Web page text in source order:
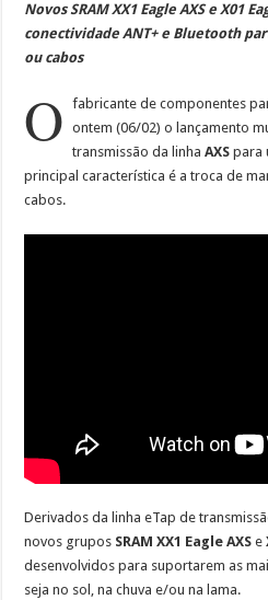
Novos SRAM XX1 Eagle AXS e X01
conectividade ANT+ e Bluetooth
ou cabos
O fabricante de componentes
ontem (06/02) o lançamento
transmissão da linhaAXS para
principal característica é a troca de
cabos.
Derivados da linha eTap de
novos grupos SRAM XX1 Eagle AXS e
desenvolvidos para suportarem as
seja no sol, na chuva e/ou na lama.